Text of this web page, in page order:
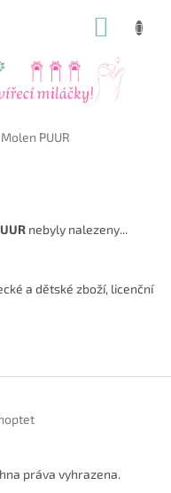
PUUR
nebyly nalezeny...
a dětské zboží, licenční
práva vyhrazena.